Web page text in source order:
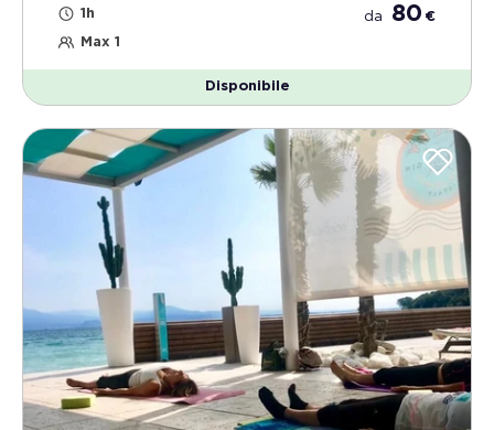
1h
Max 1
da 80 €
Disponibile